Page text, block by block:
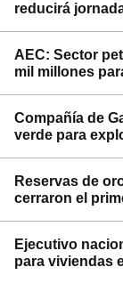
reducirá
AEC: Sector
mil millones
Compañía de
verde para
Reservas de
cerraron el
Ejecutivo
para viviendas